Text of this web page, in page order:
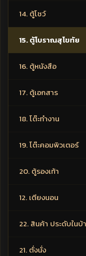
14. ตู้โชว์
15. ตู้โบราณสุโขทัย
16. ตู้หนังสือ
17. ตู้เอกสาร
18. โต๊ะทำงาน
19. โต๊ะคอมพิวเตอร์
20. ตู้รองเท้า
12. เตียงนอน
22. สินค้า ประดับในบ้
21. ตั่งนั่ง